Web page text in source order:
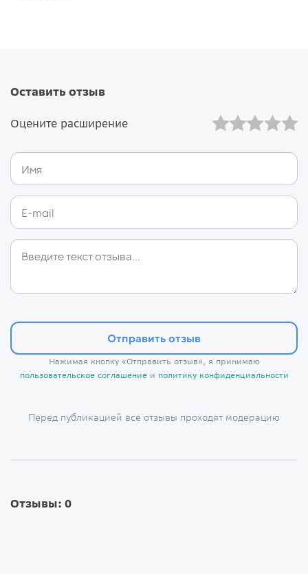
Оставить отзыв
Оцените расширение
Отправить отзыв
Нажимая кнопку «Отправить отзыв», я принимаю
пользовательское соглашениеи политику конфиденциальности
Перед публикацией все отзывы проходят модерацию
Отзывы: 0